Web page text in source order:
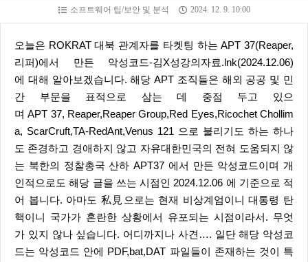
소프트웨어 팁/보안 및 분석 2024. 12. 9. 10:00
오늘은 ROKRAT 대북 관계자를 타켓팅 하는 APT 37(Reaper,
리퍼)에서 만든 악성코드-김X성강의자료.lnk(2024.12.06)
에 대해 알아보겠습니다. 해당 APT 조직들은 해외 공공 및 민
간 부문을 표적으로 삼는 데 중점 두고 있으
며 APT 37, Reaper,Reaper Group,Red Eyes,Ricochet Chollim
a, ScarCruft,TA-RedAnt,Venus 121 으로 불리기도 하는 하나
도 존경하고 경애하지 않고 자유대한민국의 전혀 도움되지 않
는 북한의 정찰총국 산하 APT37 에서 만든 악성코드이며 개
인적으로도 해당 글을 쓰는 시점인 2024.12.06 에 기준으로 적
어 봅니다. 아마도 私見으로는 현재 비상계엄이니 대통령 탄
핵이니 국가가 혼란한 상황에서 유포되는 시점이라서. 무엇
가 있지 않나 싶습니다. 어디까지나 사견…. 일단 해당 악성코
드는 악성코드 안에 PDF,bat,DAT 파일들이 존재하는 것이 특